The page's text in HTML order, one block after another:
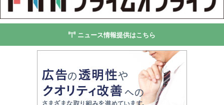
ニュース情報提供はこちら